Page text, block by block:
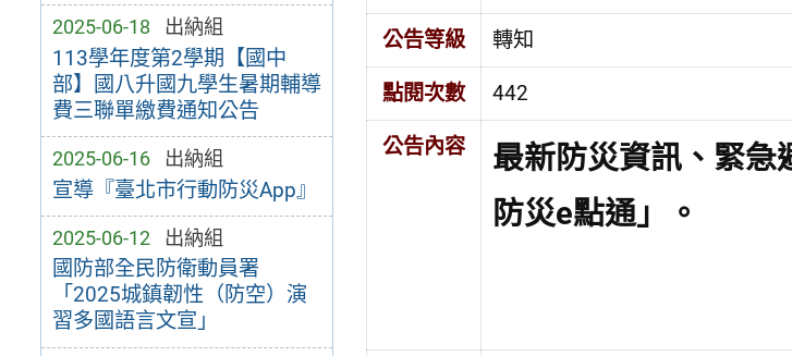
2025-06-18 出納組
113學年度第2學期【國中
部】國八升國九學生暑期輔導
費三聯單繳費通知公告
2025-06-16 出納組
宣導『臺北市行動防災App』
2025-06-12 出納組
國防部全民防衛動員署
「2025城鎮韌性（防空）演
習多國語言文宣」
公告等級 轉知
點閱次數 442
公告內容
最新防災資訊、緊急
防災e點通」。